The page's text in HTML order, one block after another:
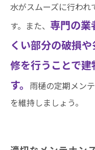
水がスムーズに行わ
す。また、 専門の業
くい部分の破損
修を行うことで
す。 雨樋の定期メン
を維持しましょう。